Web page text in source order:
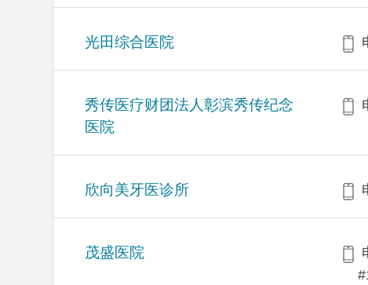
光田综合医院
秀传医疗财团法人彰滨秀传纪念
医院
欣向美牙医诊所
茂盛医院